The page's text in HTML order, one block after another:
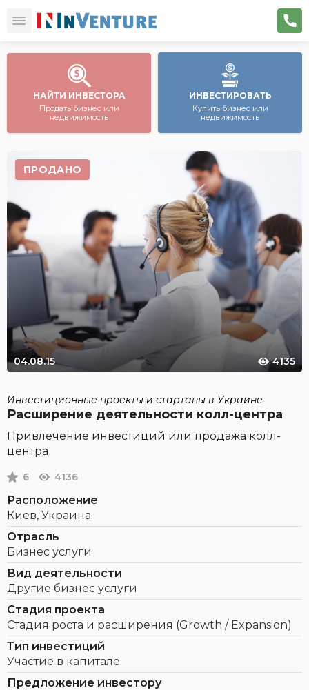
НАЙТИ ИНВЕСТОРА
Продать бизнес или
недвижимость
ИНВЕСТИРОВАТЬ
Купить бизнес или
недвижимость
ПРОДАНО
04.08.15 4135
Инвестиционные проекты и стартапы в Украине
Расширение деятельности колл-центра
Привлечение инвестиций или продажа колл-
центра
6 4136
Расположение
Киев, Украина
Отрасль
Бизнес услуги
Вид деятельности
Другие бизнес услуги
Стадия проекта
Стадия роста и расширения (Growth / Expansion)
Тип инвестиций
Участие в капитале
Предложение инвестору